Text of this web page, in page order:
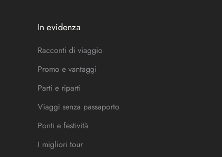
In evidenza
Racconti di viaggio
Promo e vantaggi
Parti e riparti
Viaggi senza passaporto
Ponti e festività
I migliori tour